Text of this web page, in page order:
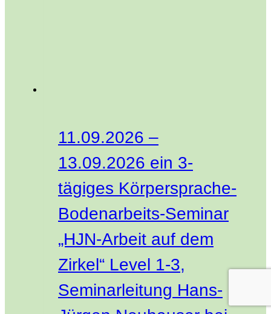
11.09.2026 –
13.09.2026 ein 3-
tägiges Körpersprache-
Bodenarbeits-Seminar
„HJN-Arbeit auf dem
Zirkel“ Level 1-3,
Seminarleitung Hans-